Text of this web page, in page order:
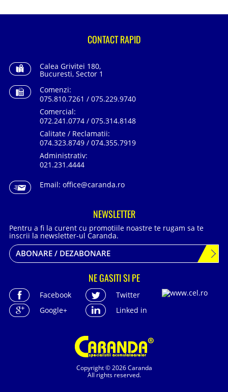
Copyright © 2026 Caranda
All rights reserved.
CONTACT RAPID
Calea Grivitei 180,
Bucuresti, Sector 1
Comenzi:
075.810.7261 / 075.229.9740
Comercial:
072.241.0774 / 075.314.8148
Calitate / Reclamatii:
074.323.8749 / 074.355.7919
Administrativ:
021.231.4444
Email: office@caranda.ro
NEWSLETTER
Pentru a fi la curent cu promotiile noastre te rugam sa te
inscrii la newsletter-ul Caranda.
ABONARE / DEZABONARE
NE GASITI SI PE
Facebook
Twitter
Google+
Linked in